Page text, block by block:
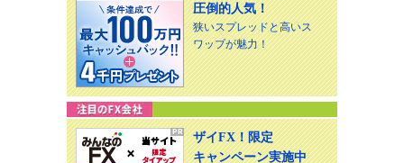
圧倒的人気！
狭いスプレッドと高いス
ワップが魅力！
ザイFX！限定
キャンペーン実施中